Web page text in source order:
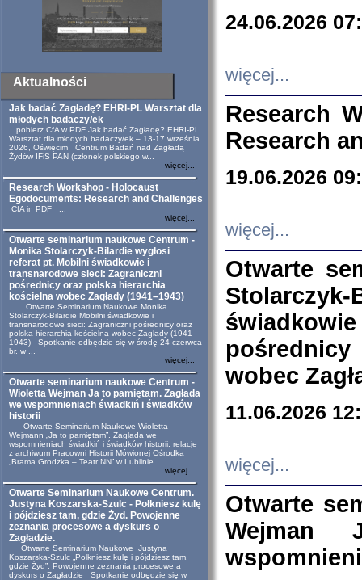
Aktualności
Jak badać Zagładę? EHRI-PL Warsztat dla
młodych badaczy/ek
pobierz CfA w PDF Jak badać Zagładę? EHRI-PL
Warsztat dla młodych badaczy/ek – 13-17 września
2026, Oświęcim Centrum Badań nad Zagładą
Żydów IFiS PAN (członek polskiego w...
więcej...
Research Workshop - Holocaust
Egodocuments: Research and Challenges
CfA in PDF ...
więcej...
Otwarte seminarium naukowe Centrum -
Monika Stolarczyk-Bilardie wygłosi
referat pt. Mobilni świadkowie i
transnarodowe sieci: Zagraniczni
pośrednicy oraz polska hierarchia
kościelna wobec Zagłady (1941–1943)
Otwarte Seminarium Naukowe Monika
Stolarczyk-Bilardie Mobilni świadkowie i
transnarodowe sieci: Zagraniczni pośrednicy oraz
polska hierarchia kościelna wobec Zagłady (1941–
1943) Spotkanie odbędzie się w środę 24 czerwca
br. w ...
więcej...
Otwarte seminarium naukowe Centrum -
Wioletta Wejman Ja to pamiętam. Zagłada
we wspomnieniach świadkiń i świadków
historii
Otwarte Seminarium Naukowe Wioletta
Wejmann „Ja to pamiętam”. Zagłada we
wspomnieniach świadkiń i świadków historii: relacje
z archiwum Pracowni Historii Mówionej Ośrodka
„Brama Grodzka – Teatr NN” w Lublinie ...
więcej...
Otwarte Seminarium Naukowe Centrum.
Justyna Koszarska-Szulc - Połkniesz kulę
i pójdziesz tam, gdzie Żyd. Powojenne
zeznania procesowe a dyskurs o
Zagładzie.
Otwarte Seminarium Naukowe Justyna
Koszarska-Szulc „Połkniesz kulę i pójdziesz tam,
gdzie Żyd”. Powojenne zeznania procesowe a
dyskurs o Zagładzie Spotkanie odbędzie się w
24.06.2026
więcej...
Research
Research
19.06.2026
więcej...
Otwarte
wobec
11.06.2026
więcej...
Otwarte
Wejman